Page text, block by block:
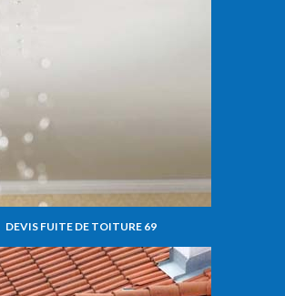
DEVIS FUITE DE TOITURE 69